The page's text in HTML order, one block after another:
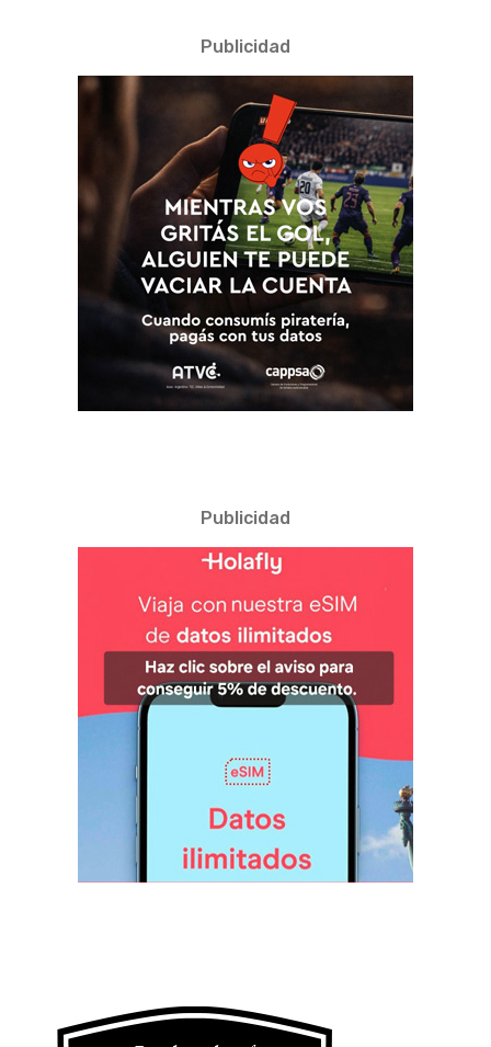
Publicidad
Publicidad